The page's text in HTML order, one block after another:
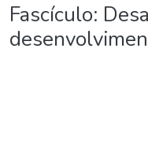
Fascículo: